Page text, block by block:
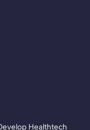
Healthtech